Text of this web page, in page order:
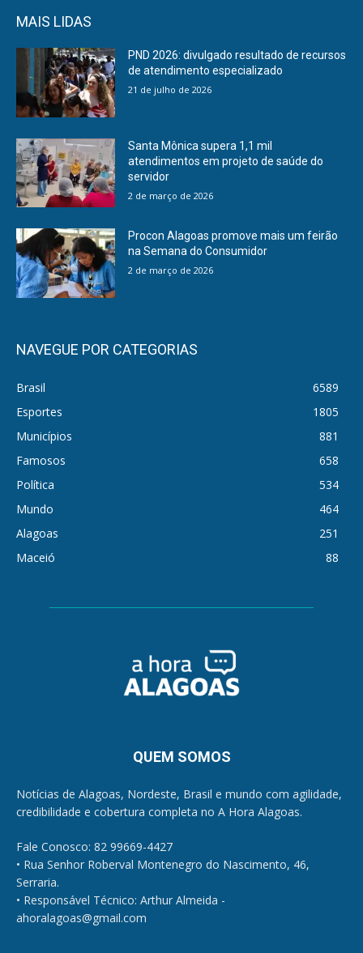
MAIS LIDAS
PND 2026: divulgado resultado de recursos
de atendimento especializado
21 de julho de 2026
Santa Mônica supera 1,1 mil
atendimentos em projeto de saúde do
servidor
2 de março de 2026
Procon Alagoas promove mais um feirão
na Semana do Consumidor
2 de março de 2026
NAVEGUE POR CATEGORIAS
Brasil
6589
Esportes
1805
Municípios
881
Famosos
658
Política
534
Mundo
464
Alagoas
251
Maceió
88
QUEM SOMOS
Notícias de Alagoas, Nordeste, Brasil e mundo com agilidade,
credibilidade e cobertura completa no A Hora Alagoas.
Fale Conosco: 82 99669-4427
• Rua Senhor Roberval Montenegro do Nascimento, 46,
Serraria.
• Responsável Técnico: Arthur Almeida -
ahoralagoas@gmail.com